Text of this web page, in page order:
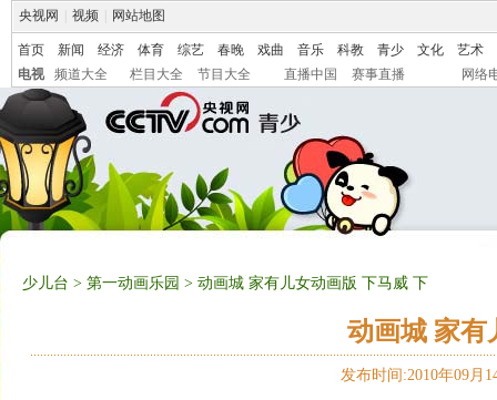
央视网 视频 网站地图
首页 新闻 经济 体育 综艺 春晚 戏曲 音乐 科教 青少 文化
艺术
电视
频道大全 栏目大全 节目大全 直播中国 赛事直播 网络
少儿台 > 第一动画乐园 > 动画城 家有儿女动画版 下马威 下
动画城 家有
发布时间:2010年09月